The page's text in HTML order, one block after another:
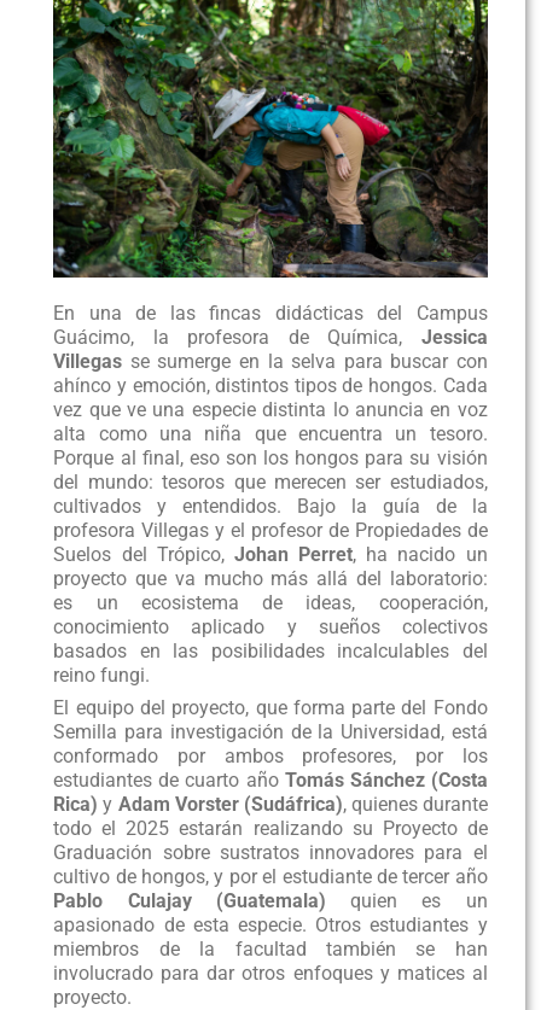
En una de las fincas didácticas del Campus
Guácimo, la profesora de Química, Jessica
Villegas se sumerge en la selva para buscar con
ahínco y emoción, distintos tipos de hongos. Cada
vez que ve una especie distinta lo anuncia en voz
alta como una niña que encuentra un tesoro.
Porque al final, eso son los hongos para su visión
del mundo: tesoros que merecen ser estudiados,
cultivados y entendidos. Bajo la guía de la
profesora Villegas y el profesor de Propiedades de
Suelos del Trópico, Johan Perret, ha nacido un
proyecto que va mucho más allá del laboratorio:
es un ecosistema de ideas, cooperación,
conocimiento aplicado y sueños colectivos
basados en las posibilidades incalculables del
reino fungi.
El equipo del proyecto, que forma parte del Fondo
Semilla para investigación de la Universidad, está
conformado por ambos profesores, por los
estudiantes de cuarto año Tomás Sánchez (Costa
Rica) y Adam Vorster (Sudáfrica), quienes durante
todo el 2025 estarán realizando su Proyecto de
Graduación sobre sustratos innovadores para el
cultivo de hongos, y por el estudiante de tercer año
Pablo Culajay (Guatemala) quien es un
apasionado de esta especie. Otros estudiantes y
miembros de la facultad también se han
involucrado para dar otros enfoques y matices al
proyecto.